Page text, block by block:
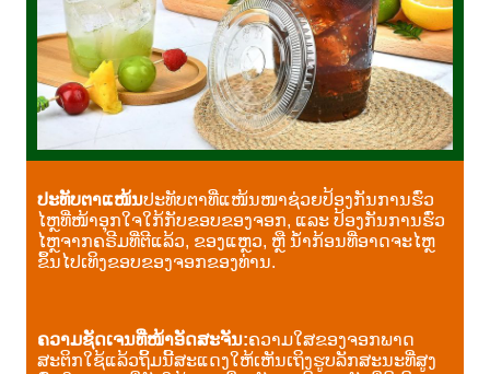
ປະທັບຕາແໜ້ນປະທັບຕາທີ່ແໜ້ນໜາຊ່ວຍປ້ອງກັນການຮົ່ວ
ໄຫຼທີ່ໜ້າອຸກໃຈໃກ້ກັບຂອບຂອງຈອກ, ແລະ ປ້ອງກັນການຮົ່ວ
ໄຫຼຈາກຄຣີມທີ່ຕີແລ້ວ, ຂອງແຫຼວ, ຫຼື ນ້ຳກ້ອນທີ່ອາດຈະໄຫຼ
ຂຶ້ນໄປເທິງຂອບຂອງຈອກຂອງທ່ານ.
ຄວາມຊັດເຈນທີ່ໜ້າອັດສະຈັນ:ຄວາມໃສຂອງຈອກພາດ
ສະຕິກໃຊ້ແລ້ວຖິ້ມນີ້ສະແດງໃຫ້ເຫັນເຖິງຮູບລັກສະນະທີ່ສູງ